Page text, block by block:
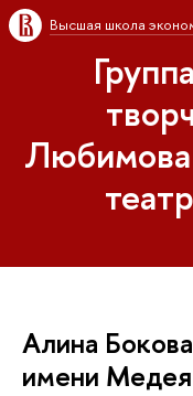
Высшая школа
Любимова
Алина
имени Медея